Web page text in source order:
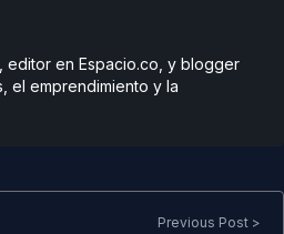
en Espacio.co, y blogger
el emprendimiento y la
Previous Post >